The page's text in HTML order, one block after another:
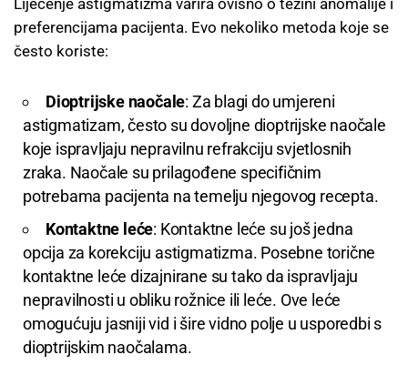
Liječenje astigmatizma varira ovisno o težini anomalije i
preferencijama pacijenta. Evo nekoliko metoda koje se
često koriste:
Dioptrijske naočale: Za blagi do umjereni
astigmatizam, često su dovoljne dioptrijske naočale
koje ispravljaju nepravilnu refrakciju svjetlosnih
zraka. Naočale su prilagođene specifičnim
potrebama pacijenta na temelju njegovog recepta.
Kontaktne leće: Kontaktne leće su još jedna
opcija za korekciju astigmatizma. Posebne torične
kontaktne leće dizajnirane su tako da ispravljaju
nepravilnosti u obliku rožnice ili leće. Ove leće
omogućuju jasniji vid i šire vidno polje u usporedbi s
dioptrijskim naočalama.